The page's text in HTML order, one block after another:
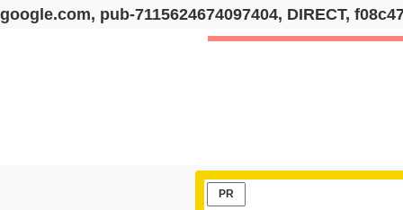
google.com, pub-7115624674097404, DIRECT,
PR